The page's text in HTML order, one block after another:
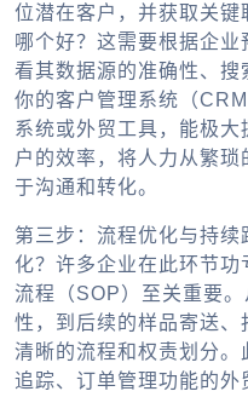
位潜在客户，并获取关键
哪个好？这需要根据企业
看其数据源的准确性、
你的客户管理系统（
系统或外贸工具 ，能极
户的效率，将人力从繁
于沟通和转化。
第三步：流程优化与持
化？许多企业在此环节
流程（SOP）至关重要
性，到后续的样品寄送
清晰的流程和权责划分
追踪、订单管理功能的外